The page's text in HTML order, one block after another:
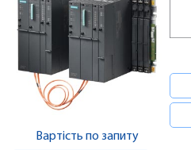
Вартість по запиту